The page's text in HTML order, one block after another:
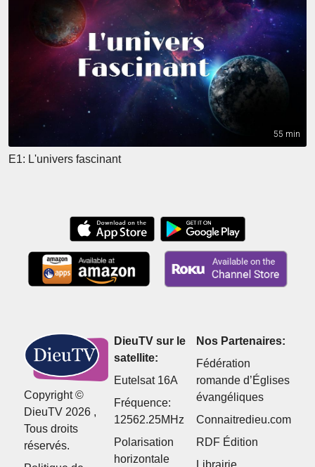
55 min
E1: L'univers fascinant
Copyright ©
DieuTV 2026 ,
Tous droits
réservés.
DieuTV sur le
satellite:
Eutelsat 16A
Fréquence:
12562.25MHz
Polarisation
horizontale
Nos Partenaires:
Fédération
romande d’Églises
évangéliques
Connaitredieu.com
RDF Édition